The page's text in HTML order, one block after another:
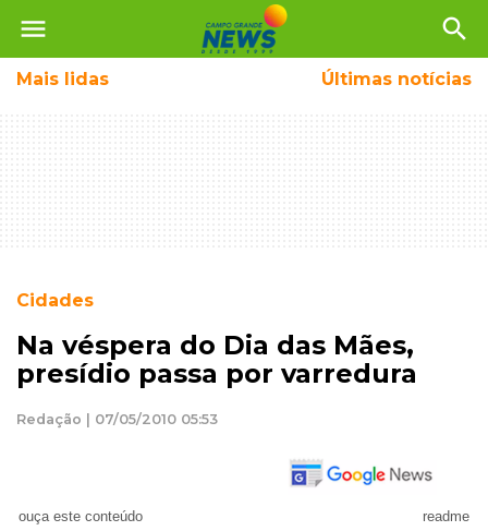
menu search
Mais lidas Últimas notícias
Cidades
Na véspera do Dia das Mães,
presídio passa por varredura
Redação | 07/05/2010 05:53
ouça este conteúdo readme